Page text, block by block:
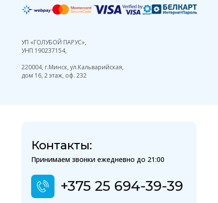
УП «ГОЛУБОЙ ПАРУС»,
УНП 190237154,
220004, г.Минск, ул.Кальварийская,
дом 16, 2 этаж, оф. 232
Контакты:
Принимаем звонки ежедневно до 21:00
+375 25 694-39-39